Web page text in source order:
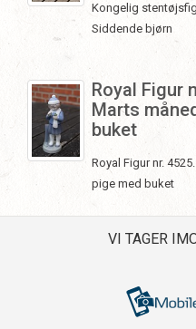
Kongelig
Siddende bjørn
Royal Figur
Marts
buket
Royal Figur nr.
pige med buket
VI TAGER